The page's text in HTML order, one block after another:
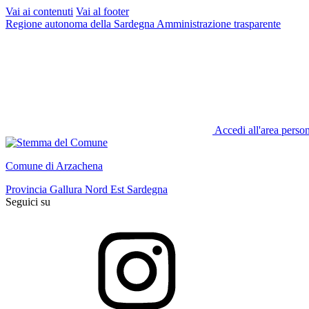
Vai ai contenuti Vai al footer
Regione autonoma della Sardegna Amministrazione trasparente
Accedi all'area
Comune di Arzachena
Provincia Gallura Nord Est Sardegna
Seguici su